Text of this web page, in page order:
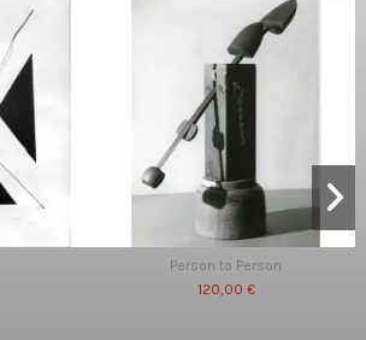
Person to Person
120,00 €